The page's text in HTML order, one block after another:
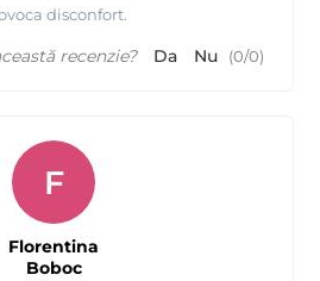
COSMETICA Spania si a
realizate de ei
disconfort.
recenzie? Da Nu (0/0)
F
Florentina
Boboc